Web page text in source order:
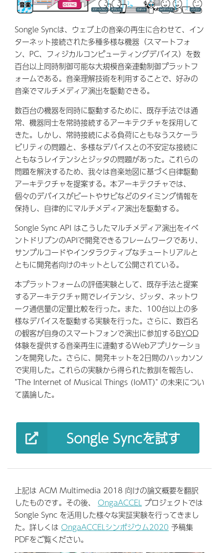
Songle Syncは、ウェブ上の音楽の再生に合わせて、イン
ターネット接続された多種多様な機器（スマートフォ
ン、PC、フィジカルコンピューティングデバイス）を数
百台以上同時制御可能な大規模音楽連動制御プラットフ
ォームである。音楽理解技術を利用することで、好みの
音楽でマルチメディア演出を駆動できる。
数百台の機器を同時に駆動するために、既存手法では通
常、機器同士を常時接続するアーキテクチャを採用して
きた。しかし、常時接続による負荷にともなうスケーラ
ビリティの問題と、多様なデバイスとの不安定な接続に
ともなうレイテンシとジッタの問題があった。これらの
問題を解決するため、我々は音楽地図に基づく自律駆動
アーキテクチャを提案する。本アーキテクチャでは、
個々のデバイスがビートやサビなどのタイミング情報を
保持し、自律的にマルチメディア演出を駆動する。
Songle Sync API はこうしたマルチメディア演出をイベ
ントドリブンのAPIで開発できるフレームワークであり、
サンプルコードやインタラクティブなチュートリアルと
ともに開発者向けのキットとして公開されている。
本プラットフォームの評価実験として、既存手法と提案
するアーキテクチャ間でレイテンシ、ジッタ、ネットワ
ーク通信量の定量比較を行った。また、100台以上の多
様なデバイスを駆動する実験を行った。さらに、数百名
の観客が自身のスマートフォンで演出に参加するBYOD
体験を提供する音楽再生に連動するWebアプリケーショ
ンを開発した。さらに、開発キットを2日間のハッカソン
で実用した。これらの実験から得られた教訓を報告し、
"The Internet of Musical Things (IoMT)" の未来につい
て議論した。
Songle Syncを試す
上記は ACM Multimedia 2018 向けの論文概要を翻訳
したものです。その後、 OngaACCEL プロジェクトでは
Songle Sync を活用した様々な実証実験を行ってきまし
た。詳しくは OngaACCELシンポジウム2020 予稿集
PDFをご覧ください。